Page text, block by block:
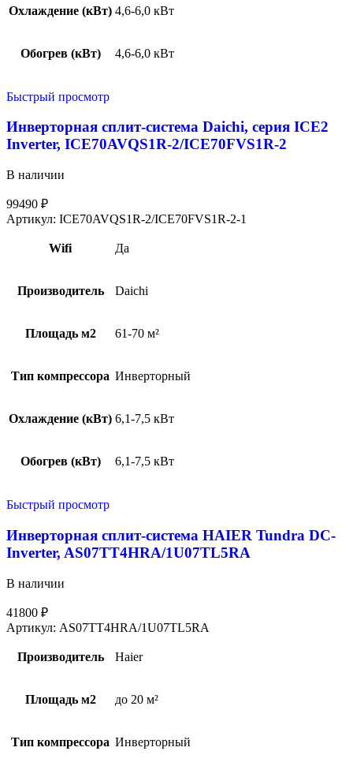
Охлаждение (кВт) 4,6-6,0 кВт
Обогрев (кВт) 4,6-6,0 кВт
Быстрый просмотр
Инверторная сплит-система Daichi, серия ICE2
Inverter, ICE70AVQS1R-2/ICE70FVS1R-2
В наличии
99490 ₽
Артикул: ICE70AVQS1R-2/ICE70FVS1R-2-1
Wifi Да
Производитель Daichi
Площадь м2 61-70 м²
Тип компрессора Инверторный
Охлаждение (кВт) 6,1-7,5 кВт
Обогрев (кВт) 6,1-7,5 кВт
Быстрый просмотр
Инверторная сплит-система HAIER Tundra DC-
Inverter, AS07TT4HRA/1U07TL5RA
В наличии
41800 ₽
Артикул: AS07TT4HRA/1U07TL5RA
Производитель Haier
Площадь м2 до 20 м²
Тип компрессора Инверторный